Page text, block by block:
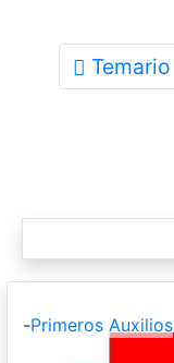
Temario
-Primeros Auxilios